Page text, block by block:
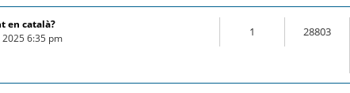
en català?
2025 6:35 pm 1 28803